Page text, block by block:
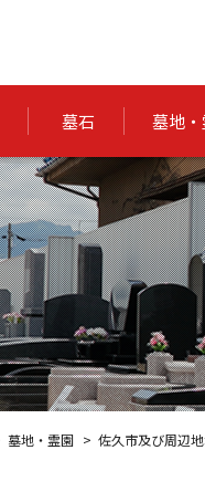
墓石 墓地
墓地・霊園 佐久市及び周辺